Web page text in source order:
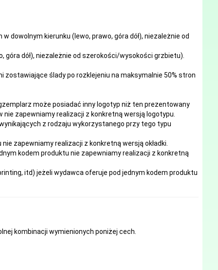
dowolnym kierunku (lewo, prawo, góra dół), niezależnie od
dół), niezależnie od szerokości/wysokości grzbietu).
ślady po rozklejeniu na maksymalnie 50% stron
może posiadać inny logotyp niż ten prezentowany
zapewniamy realizacji z konkretną wersją logotypu.
z rodzaju wykorzystanego przy tego typu
zapewniamy realizacji z konkretną wersją okładki.
kodem produktu nie zapewniamy realizacji z konkretną
itd) jeżeli wydawca oferuje pod jednym kodem produktu
kombinacji wymienionych poniżej cech.